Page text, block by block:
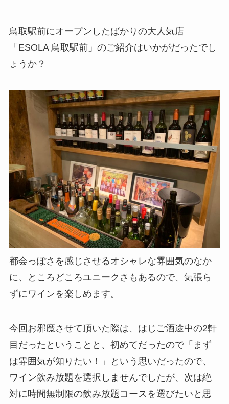
鳥取駅前にオープンしたばかりの大人気店
「ESOLA 鳥取駅前」のご紹介はいかがだったでし
ょうか？
都会っぽさを感じさせるオシャレな雰囲気のなか
に、ところどころユニークさもあるので、気張ら
ずにワインを楽しめます。
今回お邪魔させて頂いた際は、はじご酒途中の2軒
目だったということと、初めてだったので「まず
は雰囲気が知りたい！」という思いだったので、
ワイン飲み放題を選択しませんでしたが、次は絶
対に時間無制限の飲み放題コースを選びたいと思